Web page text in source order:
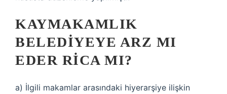
KAYMAKAMLIK
BELEDIYEYE ARZ MI
EDER RICA MI?
a) İlgili makamlar arasındaki hiyerarşiye ilişkin